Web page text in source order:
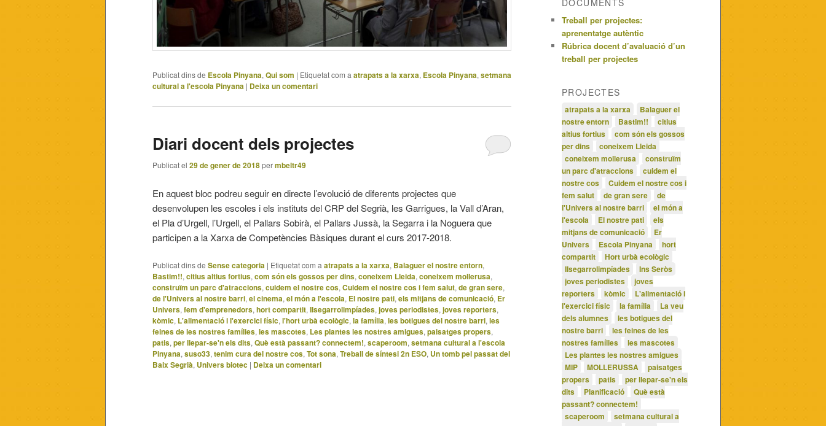
Publicat dins de Escola Pinyana, Qui som | Etiquetat com a atrapats a la xarxa, Escola Pinyana, setmana
cultural a l'escola Pinyana | Deixa un comentari
Diari docent dels projectes
Publicat el 29 de gener de 2018permbeltr49
En aquest bloc podreu seguir en directe l’evolució de diferents projectes que
desenvolupen les escoles i els instituts del CRP del Segrià, les Garrigues, la Vall d’Aran,
el Pla d’Urgell, l’Urgell, el Pallars Sobirà, el Pallars Jussà, la Segarra i la Noguera que
participen a la Xarxa de Competències Bàsiques durant el curs 2017-2018.
Publicat dins de Sense categoria | Etiquetat com a atrapats a la xarxa, Balaguer el nostre entorn,
Bastim!!, citius altius fortius, com són els gossos per dins, coneixem Lleida, coneixem mollerusa,
construïm un parc d'atraccions, cuidem el nostre cos, Cuidem el nostre cos i fem salut, de gran sere,
de l'Univers al nostre barri, el cinema, el món a l'escola, El nostre pati, els mitjans de comunicació, Er
Univers, fem d'emprenedors, hort compartit, IIsegarrolimpíades, joves periodistes, joves reporters,
kòmic, L'alimentació i l'exercici físic, l'hort urbà ecològic, la família, les botigues del nostre barri, les
feines de les nostres famílies, les mascotes, Les plantes les nostres amigues, paisatges propers,
patis, per llepar-se'n els dits, Què està passant? connectem!, scaperoom, setmana cultural a l'escola
Pinyana, suso33, tenim cura del nostre cos, Tot sona, Treball de síntesi 2n ESO, Un tomb pel passat del
Baix Segrià, Univers biotec | Deixa un comentari
Treball per projectes:
aprenentatge autèntic
Rúbrica docent d’avaluació d’un
treball per projectes
PROJECTES
atrapats a la xarxa
Balaguer el
nostre entorn
Bastim!!
citius
altius fortius
com són els gossos
per dins
coneixem Lleida
coneixem mollerusa
construïm
un parc d'atraccions
cuidem el
nostre cos
Cuidem el nostre cos i
fem salut
de gran sere
de
l'Univers al nostre barri
el món a
l'escola
El nostre pati
els
mitjans de comunicació
Er
Univers
Escola Pinyana
hort
compartit
Hort urbà ecològic
IIsegarrolimpíades
Ins Seròs
joves periodistes
joves
reporters
kòmic
L'alimentació i
l'exercici físic
la família
La veu
dels alumnes
les botigues del
nostre barri
les feines de les
nostres famílies
les mascotes
Les plantes les nostres amigues
MIP
MOLLERUSSA
paisatges
propers
patis
per llepar-se'n els
dits
Planificació
Què està
passant? connectem!
scaperoom
setmana cultural a